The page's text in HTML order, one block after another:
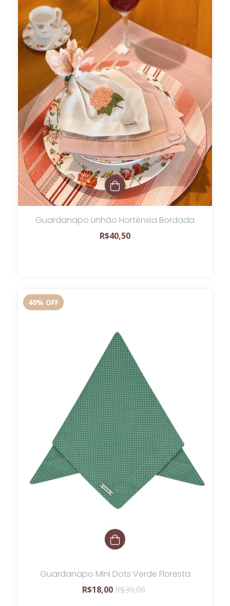
Guardanapo Linhão Hortênsia Bordada
R$40,50
40% OFF
Guardanapo Mini Dots Verde Floresta
R$18,00R$30,00